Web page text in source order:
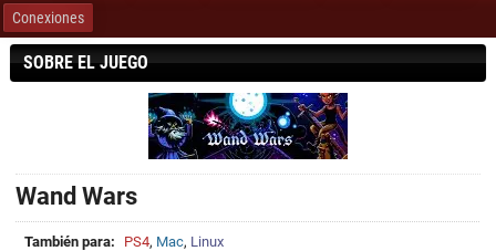
Conexiones
SOBRE EL JUEGO
Wand Wars
También para: PS4, Mac, Linux